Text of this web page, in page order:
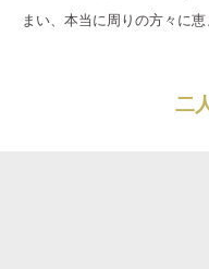
まい、本当に周りの方々に
二